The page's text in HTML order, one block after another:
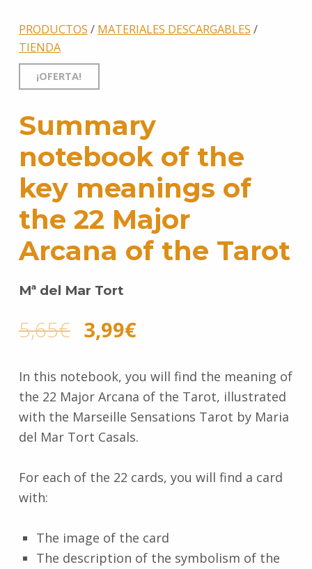
PRODUCTOS / MATERIALES DESCARGABLES /
TIENDA
¡OFERTA!
Summary
notebook of the
key meanings of
the 22 Major
Arcana of the Tarot
Mª del Mar Tort
5,65€ 3,99€
In this notebook, you will find the meaning of
the 22 Major Arcana of the Tarot, illustrated
with the Marseille Sensations Tarot by Maria
del Mar Tort Casals.
For each of the 22 cards, you will find a card
with:
The image of the card
The description of the symbolism of the